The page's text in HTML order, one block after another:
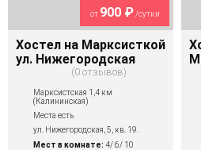
от 900 ₽/сутки
Хостел на Марксисткой
ул. Нижегородская
0 отзывов
Марксистская 1,4 км
(Калининская)
Места есть
ул. Нижегородская, 5, кв. 19.
Мест в комнате: 4/ 6/ 10